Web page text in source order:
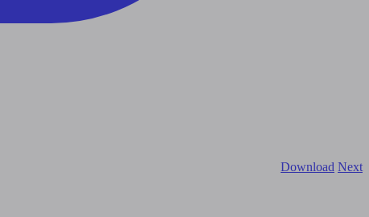
Download Next